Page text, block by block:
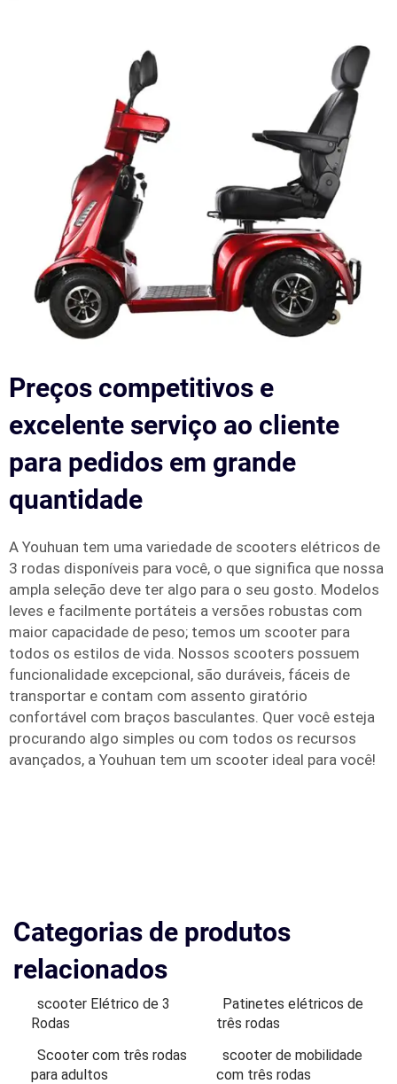
Preços competitivos e
excelente serviço ao cliente
para pedidos em grande
quantidade
A Youhuan tem uma variedade de scooters elétricos de
3 rodas disponíveis para você, o que significa que nossa
ampla seleção deve ter algo para o seu gosto. Modelos
leves e facilmente portáteis a versões robustas com
maior capacidade de peso; temos um scooter para
todos os estilos de vida. Nossos scooters possuem
funcionalidade excepcional, são duráveis, fáceis de
transportar e contam com assento giratório
confortável com braços basculantes. Quer você esteja
procurando algo simples ou com todos os recursos
avançados, a Youhuan tem um scooter ideal para você!
Categorias de produtos
relacionados
scooter Elétrico de 3
Rodas
Patinetes elétricos de
três rodas
Scooter com três rodas
para adultos
scooter de mobilidade
com três rodas